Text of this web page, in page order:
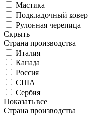
Мастика
Подкладочный ковер
Рулонная черепица
Скрыть
Страна производства
Италия
Канада
Россия
США
Сербия
Показать все
Страна производства